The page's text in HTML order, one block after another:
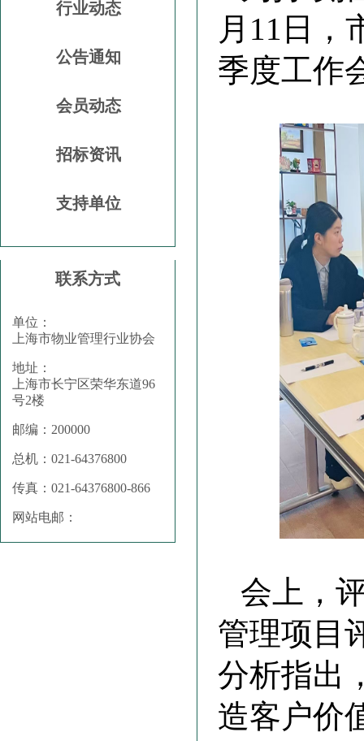
行业动态
公告通知
会员动态
招标资讯
支持单位
联系方式
单位：
上海市物业管理行业协会
地址：
上海市长宁区荣华东道96
号2楼
邮编：200000
总机：021-64376800
传真：021-64376800-866
网站电邮：
月11日，
季度工作
会上，
管理项目
分析指出
造客户价